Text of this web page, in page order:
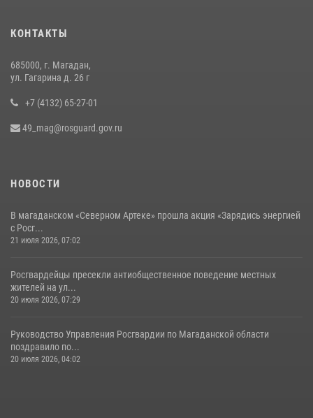
15 июля 2026, 06:21
КОНТАКТЫ
685000, г. Магадан,
ул. Гагарина д. 26 г
+7 (4132) 65-27-01
49_mag@rosguard.gov.ru
НОВОСТИ
В магаданском «Северном Артеке» прошла акция «Зарядись энергией
с Росг...
21 июля 2026, 07:02
Росгвардейцы пресекли антиобщественное поведение местных
жителей на ул...
20 июля 2026, 07:29
Руководство Управления Росгвардии по Магаданской области
поздравило по...
20 июля 2026, 04:02